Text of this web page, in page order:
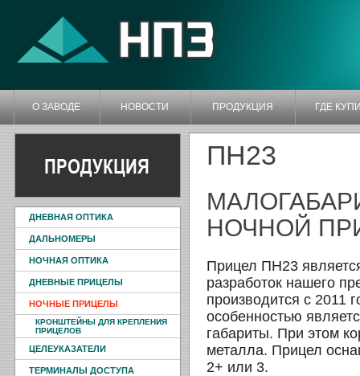
О ЗАВОДЕ НОВОСТИ ПРОДУКЦИЯ ГДЕ
ПРОДУКЦИЯ
ДНЕВНАЯ ОПТИКА
ДАЛЬНОМЕРЫ
НОЧНАЯ ОПТИКА
ДНЕВНЫЕ ПРИЦЕЛЫ
НОЧНЫЕ ПРИЦЕЛЫ
КРОНШТЕЙНЫ ДЛЯ КРЕПЛЕНИЯ
ПРИЦЕЛОВ
ЦЕЛЕУКАЗАТЕЛИ
ТЕРМИНАЛЫ ДОСТУПА
ПН23
НОЧНОЙ
Прицел ПН23
разработок нашего
производится с 2011
особенностью
габариты. При этом
металла. Прицел
2+ или 3.